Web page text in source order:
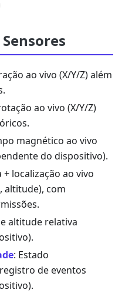
ao vivo (X/Y/Z) além
ao vivo (X/Y/Z)
magnético ao vivo
do dispositivo).
+ localização ao vivo
altitude), com
altitude relativa
: Estado
de eventos